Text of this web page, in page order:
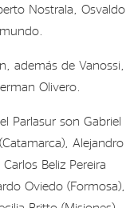
Nostrala, Osvaldo
además de Vanossi,
Olivero.
Parlasur son Gabriel
Alejandro
Beliz Pereira
Oviedo (Formosa),